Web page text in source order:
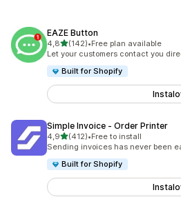
EAZE Button
4,8z 5 hvězd
(142)
Celkový počet recenzí: 142
•Free plan available
Let your customers contact you
Built for Shopify
Simple Invoice ‑ Order Printer
4,9z 5 hvězd
(412)
Celkový počet recenzí: 412
•Free to install
Sending invoices has never been
Built for Shopify